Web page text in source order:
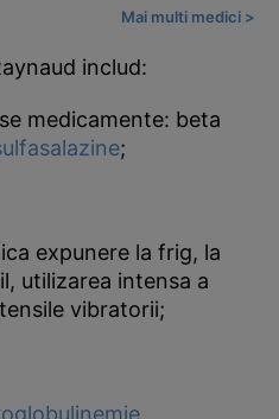
Mai multi medici >
includ:
medicamente: beta
;
expunere la frig, la
utilizarea intensa a
vibratorii;